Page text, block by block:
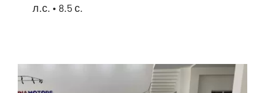
л.с. • 8.5 с.